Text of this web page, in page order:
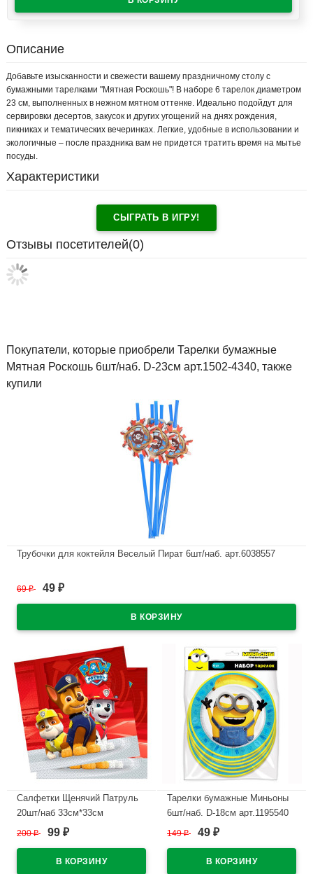
Описание
Добавьте изысканности и свежести вашему праздничному столу с
бумажными тарелками "Мятная Роскошь"! В наборе 6 тарелок диаметром
23 см, выполненных в нежном мятном оттенке. Идеально подойдут для
сервировки десертов, закусок и других угощений на днях рождения,
пикниках и тематических вечеринках. Легкие, удобные в использовании и
экологичные – после праздника вам не придется тратить время на мытье
посуды.
Характеристики
СЫГРАТЬ В ИГРУ!
Отзывы посетителей(0)
Покупатели, которые приобрели Тарелки бумажные
Мятная Роскошь 6шт/наб. D-23см арт.1502-4340, также
купили
Трубочки для коктейля Веселый Пират 6шт/наб. арт.6038557
69₽ 49 ₽
Салфетки Щенячий Патруль
20шт/наб 33см*33см
В наличии
200₽ 99 ₽
Тарелки бумажные Миньоны
6шт/наб. D-18см арт.1195540
В наличии
149₽ 49 ₽